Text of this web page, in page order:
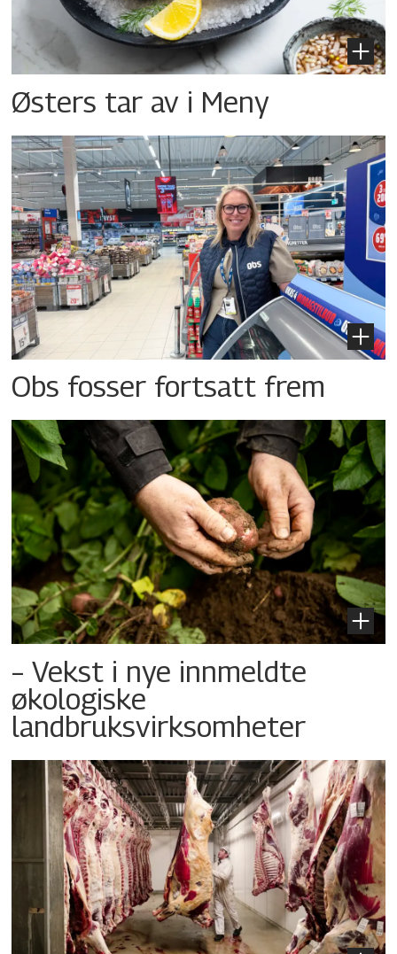
Østers tar av i Meny
Obs fosser fortsatt frem
– Vekst i nye innmeldte
økologiske
landbruksvirksomheter